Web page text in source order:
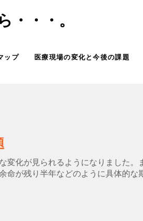
・・・。
ップ 医療現場の変化と今後の課題
変化が見られるようになりました。
命が残り半年などのように具体的な